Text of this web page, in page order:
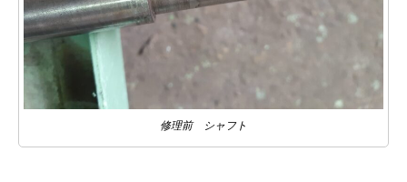
修理前 シャフト